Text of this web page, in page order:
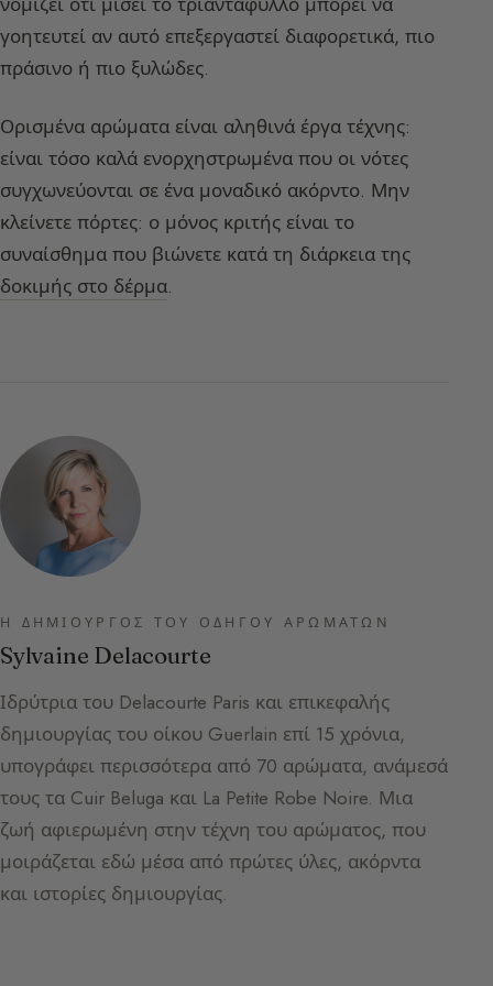
γοητευτεί αν αυτό επεξεργαστεί διαφορετικά, πιο
πράσινο ή πιο ξυλώδες.
Ορισμένα αρώματα είναι αληθινά έργα τέχνης:
είναι τόσο καλά ενορχηστρωμένα που οι νότες
συγχωνεύονται σε ένα μοναδικό ακόρντο. Μην
κλείνετε πόρτες: ο μόνος κριτής είναι το
συναίσθημα που βιώνετε κατά τη διάρκεια της
δοκιμής στο δέρμα.
Η ΔΗΜΙΟΥΡΓΌΣ ΤΟΥ ΟΔΗΓΟΎ ΑΡΩΜΆΤΩΝ
Sylvaine Delacourte
Ιδρύτρια του Delacourte Paris και επικεφαλής
δημιουργίας του οίκου Guerlain επί 15 χρόνια,
υπογράφει περισσότερα από 70 αρώματα, ανάμεσά
τους τα Cuir Beluga και La Petite Robe Noire. Μια
ζωή αφιερωμένη στην τέχνη του αρώματος, που
μοιράζεται εδώ μέσα από πρώτες ύλες, ακόρντα
και ιστορίες δημιουργίας.